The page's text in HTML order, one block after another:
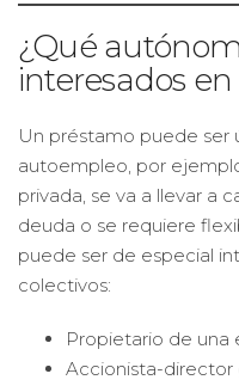
¿Qué
interesados
Un préstamo puede ser
autoempleo, por
privada, se va a llevar a
deuda o se requiere
puede ser de especial
colectivos:
Propietario de una
Accionista-director